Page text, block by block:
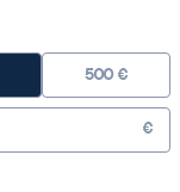
500 €
€